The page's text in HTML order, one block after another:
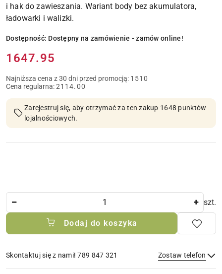
i hak do zawieszania. Wariant body bez akumulatora,
ładowarki i walizki.
Dostępność: Dostępny na zamówienie - zamów online!
Cena:
1647.95
Najniższa cena z 30 dni przed promocją: 1510
Cena regularna:2114.00
Zarejestruj się, aby otrzymać za ten zakup 1648 punktów
lojalnościowych.
szt.
Dodaj do koszyka
Skontaktuj się z nami! 789 847 321 Zostaw telefon